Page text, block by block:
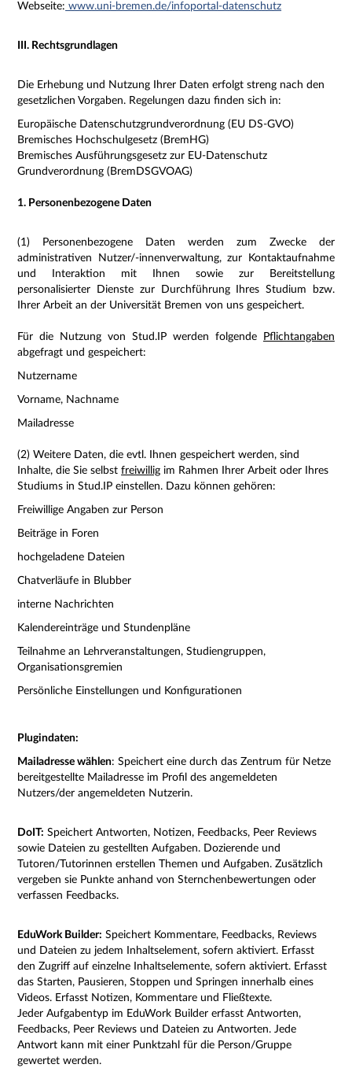
Webseite: www.uni-bremen.de/infoportal-datenschutz
III. Rechtsgrundlagen
Die Erhebung und Nutzung Ihrer Daten erfolgt streng nach den
gesetzlichen Vorgaben. Regelungen dazu finden sich in:
Europäische Datenschutzgrundverordnung (EU DS-GVO)
Bremisches Hochschulgesetz (BremHG)
Bremisches Ausführungsgesetz zur EU-Datenschutz
Grundverordnung (BremDSGVOAG)
1. Personenbezogene Daten
(1) Personenbezogene Daten werden zum Zwecke der
administrativen Nutzer/-innenverwaltung, zur Kontaktaufnahme
und Interaktion mit Ihnen sowie zur Bereitstellung
personalisierter Dienste zur Durchführung Ihres Studium bzw.
Ihrer Arbeit an der Universität Bremen von uns gespeichert.
Für die Nutzung von Stud.IP werden folgende
Pflichtangaben
abgefragt und gespeichert:
Nutzername
Vorname, Nachname
Mailadresse
(2) Weitere Daten, die evtl. Ihnen gespeichert werden, sind
Inhalte, die Sie selbstfreiwillig im Rahmen Ihrer Arbeit oder Ihres
Studiums in Stud.IP einstellen. Dazu können gehören:
Freiwillige Angaben zur Person
Beiträge in Foren
hochgeladene Dateien
Chatverläufe in Blubber
interne Nachrichten
Kalendereinträge und Stundenpläne
Teilnahme an Lehrveranstaltungen, Studiengruppen,
Organisationsgremien
Persönliche Einstellungen und Konfigurationen
Plugindaten:
Mailadresse wählen: Speichert eine durch das Zentrum für Netze
bereitgestellte Mailadresse im Profil des angemeldeten
Nutzers/der angemeldeten Nutzerin.
DoIT: Speichert Antworten, Notizen, Feedbacks, Peer Reviews
sowie Dateien zu gestellten Aufgaben. Dozierende und
Tutoren/Tutorinnen erstellen Themen und Aufgaben. Zusätzlich
vergeben sie Punkte anhand von Sternchenbewertungen oder
verfassen Feedbacks.
EduWork Builder: Speichert Kommentare, Feedbacks, Reviews
und Dateien zu jedem Inhaltselement, sofern aktiviert. Erfasst
den Zugriff auf einzelne Inhaltselemente, sofern aktiviert. Erfasst
das Starten, Pausieren, Stoppen und Springen innerhalb eines
Videos. Erfasst Notizen, Kommentare und Fließtexte.
Jeder Aufgabentyp im EduWork Builder erfasst Antworten,
Feedbacks, Peer Reviews und Dateien zu Antworten. Jede
Antwort kann mit einer Punktzahl für die Person/Gruppe
gewertet werden.